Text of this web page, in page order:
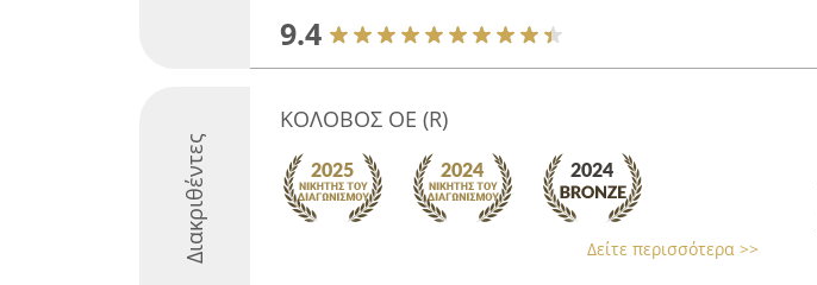
9.4
Διακριθέντες
ΚΟΛΟΒΟΣ ΟΕ (R)️
Δείτε περισσότερα >>